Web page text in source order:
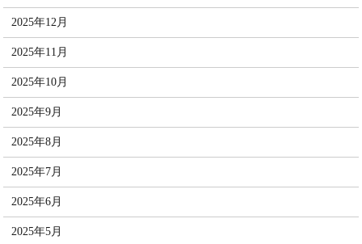
2025年12月
2025年11月
2025年10月
2025年9月
2025年8月
2025年7月
2025年6月
2025年5月